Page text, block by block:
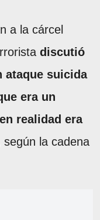
a la cárcel
discutió
ataque suicida
era un
realidad era
según la cadena